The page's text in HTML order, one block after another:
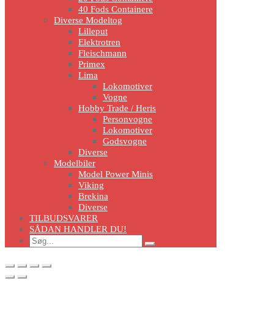
40 Fods Containere
Diverse Modeltog
Lilleput
Elektrotren
Fleischmann
Primex
Lima
Lokomotiver
Vogne
Hobby Trade / Heris
Personvogne
Lokomotiver
Godsvogne
Diverse
Modelbiler
Model Power Minis
Viking
Brekina
Diverse
TILBUDSVARER
SÅDAN HANDLER DU!
Search